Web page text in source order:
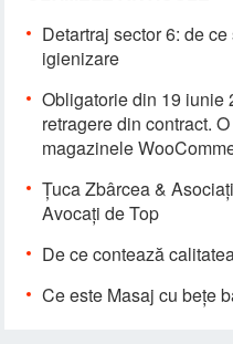
Detartraj sector 6: de
igienizare
Obligatorie din 19 iunie
retragere din contract.
magazinele
Țuca Zbârcea &
Avocați de Top
De ce contează
Ce este Masaj cu bețe